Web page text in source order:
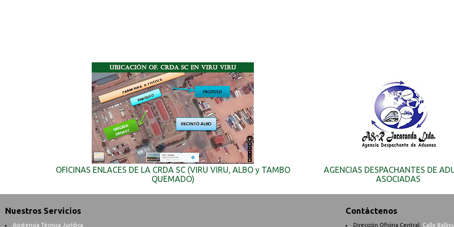
OFICINAS ENLACES DE LA CRDA SC (VIRU VIRU, ALBO y TAMBO
QUEMADO)
AGENCIAS DESPACHANTES DE
ASOCIADAS
Nuestros Servicios
Asistencia Técnica Jurídica
Contáctenos
Dirección Oficina Central: Calle